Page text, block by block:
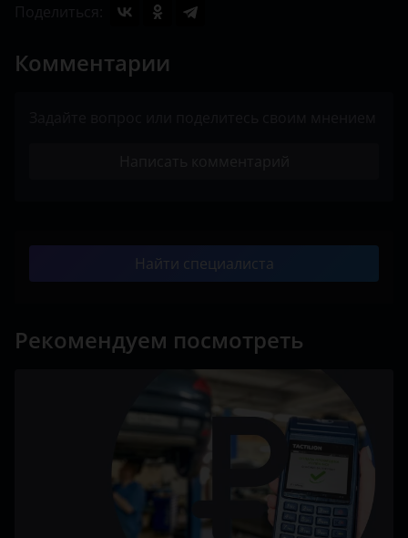
Комментарии
Найти специалиста
Рекомендуем посмотреть